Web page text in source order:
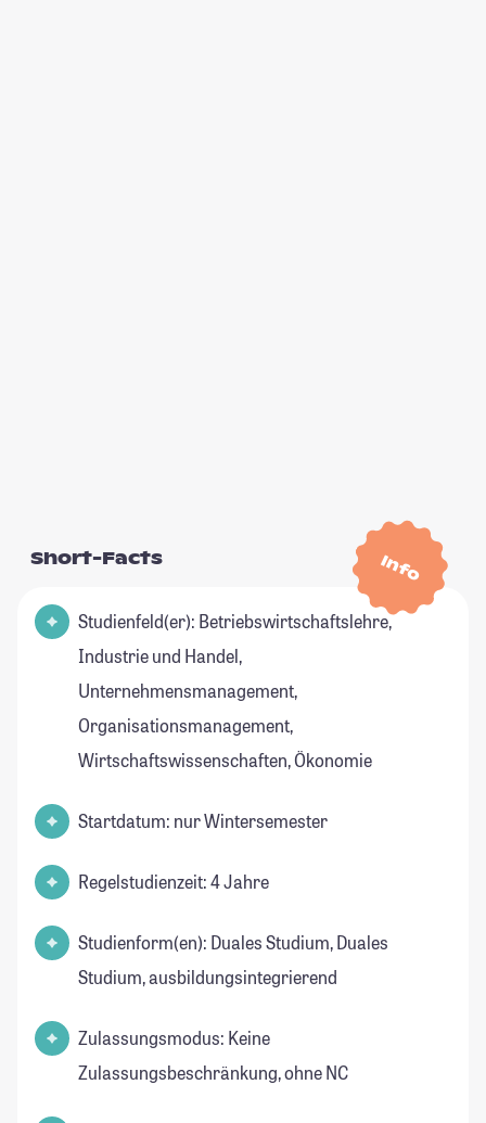
Info
Short-Facts
Studienfeld(er): Betriebswirtschaftslehre,
Industrie und Handel,
Unternehmensmanagement,
Organisationsmanagement,
Wirtschaftswissenschaften, Ökonomie
Startdatum: nur Wintersemester
Regelstudienzeit: 4 Jahre
Studienform(en): Duales Studium, Duales
Studium, ausbildungsintegrierend
Zulassungsmodus: Keine
Zulassungsbeschränkung, ohne NC